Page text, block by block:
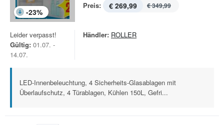
-23%
Preis: € 269,99 € 349,99
Leider verpasst!
Gültig: 01.07. -
14.07.
Händler: ROLLER
LED-Innenbeleuchtung, 4 Sicherheits-Glasablagen mit
Überlaufschutz, 4 Türablagen, Kühlen 150L, Gefri...